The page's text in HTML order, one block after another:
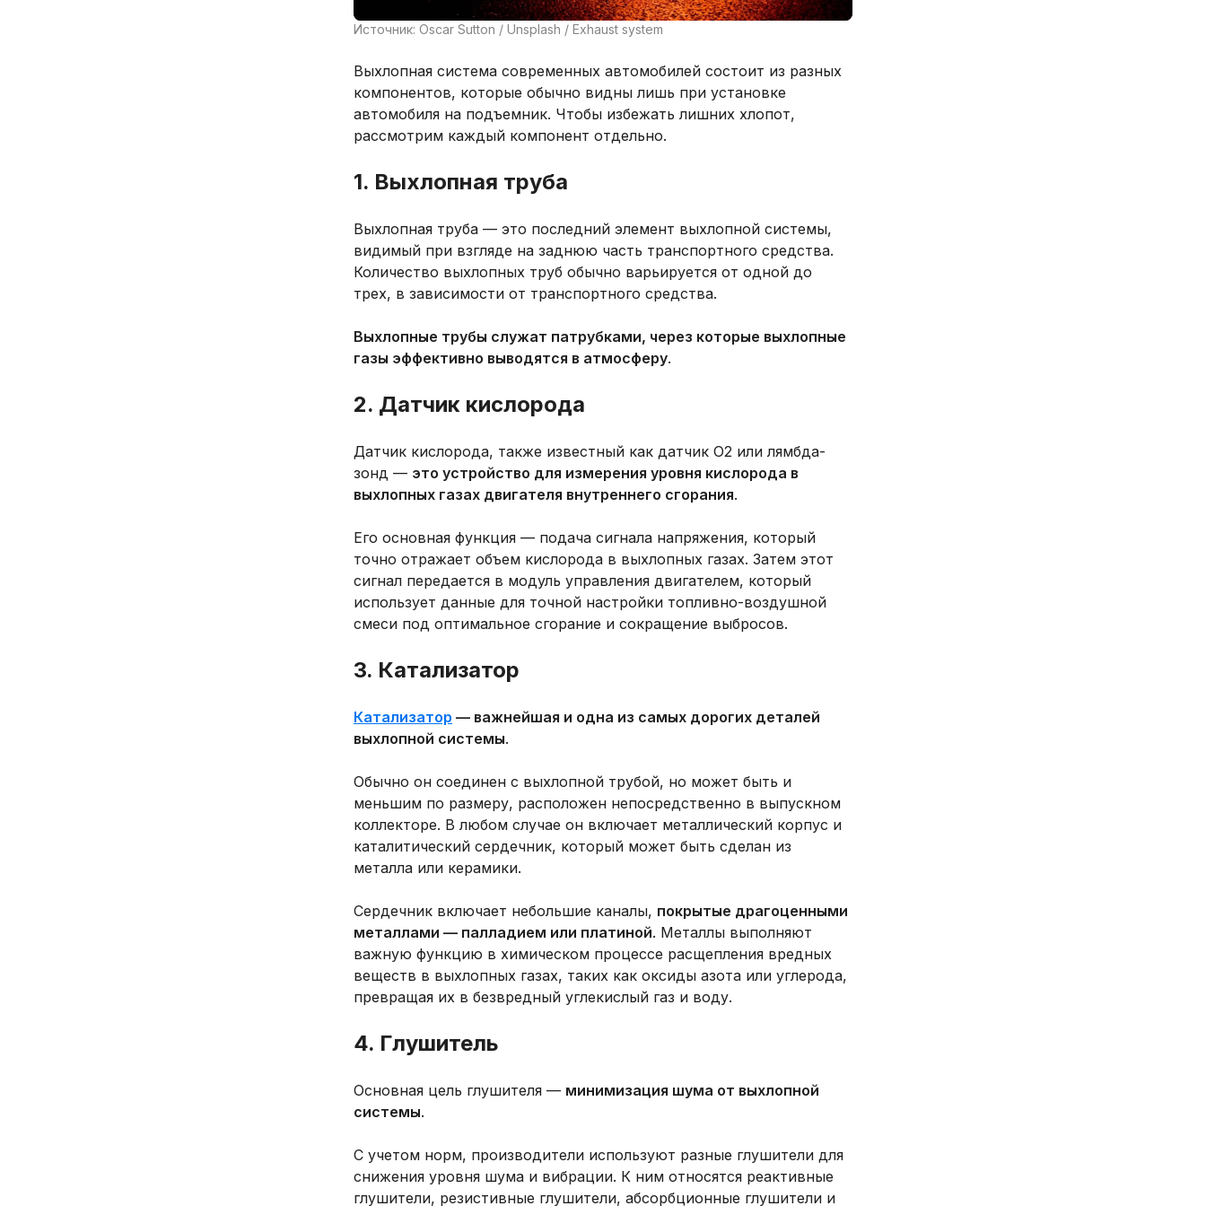
Источник: Oscar Sutton / Unsplash / Exhaust system
Выхлопная система современных автомобилей состоит из разных
компонентов, которые обычно видны лишь при установке
автомобиля на подъемник. Чтобы избежать лишних хлопот,
рассмотрим каждый компонент отдельно.
1. Выхлопная труба
Выхлопная труба — это последний элемент выхлопной системы,
видимый при взгляде на заднюю часть транспортного средства.
Количество выхлопных труб обычно варьируется от одной до
трех, в зависимости от транспортного средства.
Выхлопные трубы служат патрубками, через которые выхлопные
газы эффективно выводятся в атмосферу.
2. Датчик кислорода
Датчик кислорода, также известный как датчик O2 или лямбда-
зонд — это устройство для измерения уровня кислорода в
выхлопных газах двигателя внутреннего сгорания.
Его основная функция — подача сигнала напряжения, который
точно отражает объем кислорода в выхлопных газах. Затем этот
сигнал передается в модуль управления двигателем, который
использует данные для точной настройки топливно-воздушной
смеси под оптимальное сгорание и сокращение выбросов.
3. Катализатор
Катализатор — важнейшая и одна из самых дорогих деталей
выхлопной системы.
Обычно он соединен с выхлопной трубой, но может быть и
меньшим по размеру, расположен непосредственно в выпускном
коллекторе. В любом случае он включает металлический корпус и
каталитический сердечник, который может быть сделан из
металла или керамики.
Сердечник включает небольшие каналы, покрытые драгоценными
металлами — палладием или платиной. Металлы выполняют
важную функцию в химическом процессе расщепления вредных
веществ в выхлопных газах, таких как оксиды азота или углерода,
превращая их в безвредный углекислый газ и воду.
4. Глушитель
Основная цель глушителя — минимизация шума от выхлопной
системы.
С учетом норм, производители используют разные глушители для
снижения уровня шума и вибрации. К ним относятся реактивные
глушители, резистивные глушители, абсорбционные глушители и